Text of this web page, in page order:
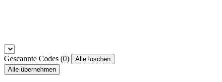
Gescannte Codes (0)
Alle löschen
Alle übernehmen